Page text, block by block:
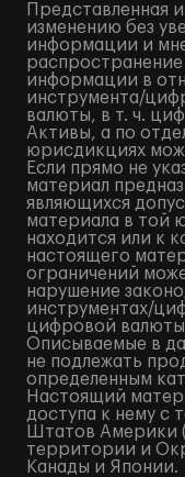
Представленная
изменению без
информации и
информации в
инструмента/
валюты, в т. ч.
Активы, а по
юрисдикциях
Если прямо не
материал
являющихся
материала в той
находится или к
настоящего
ограничений
нарушение
инструментах/
цифровой
Описываемые в
не подлежать
определенным
Настоящий
доступа к нему с
Штатов Америки
территории и
Канады и Японии.